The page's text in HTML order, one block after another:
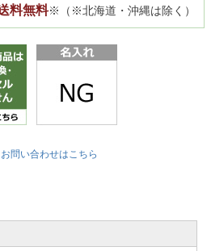
料無料※（※北海道・沖縄は除く）
問い合わせはこちら